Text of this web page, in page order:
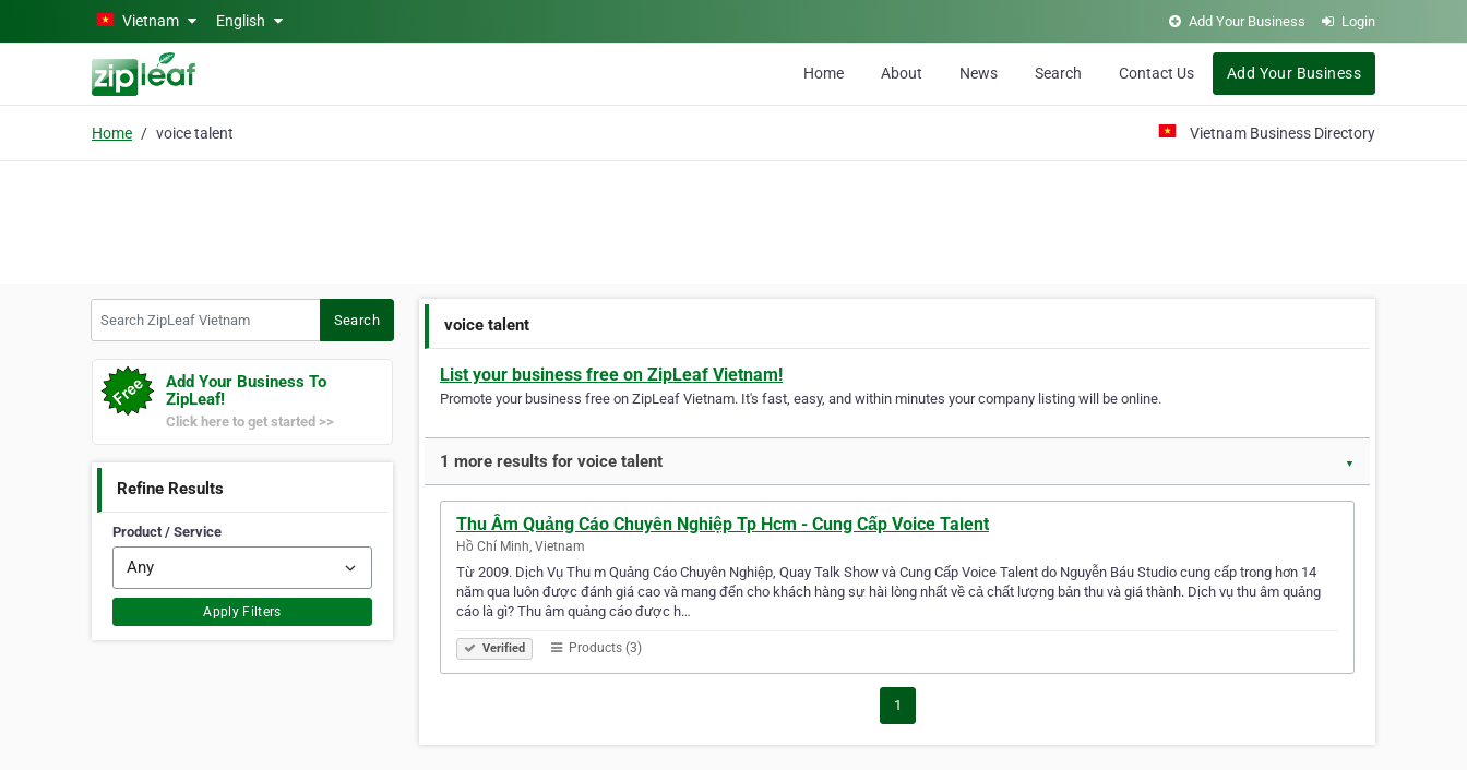
Skip to main contentVietnam English Add Your Business Login
Home About News Search Contact Us Add Your Business
Home voice talent Vietnam Business Directory
Search
Add Your Business To
ZipLeaf!
Click here to get started >>
Refine Results
Product / Service
Apply Filters
voice talent
List your business free on ZipLeaf Vietnam!
Promote your business free on ZipLeaf Vietnam. It's fast, easy, and within minutes your company listing will be online.
1 more results for voice talent ▼
Thu Âm Quảng Cáo Chuyên Nghiệp Tp Hcm - Cung Cấp Voice Talent
Hồ Chí Minh, Vietnam
Từ 2009. Dịch Vụ Thu m Quảng Cáo Chuyên Nghiệp, Quay Talk Show và Cung Cấp Voice Talent do Nguyễn Báu Studio cung cấp trong hơn 14
năm qua luôn được đánh giá cao và mang đến cho khách hàng sự hài lòng nhất về cả chất lượng bản thu và giá thành. Dịch vụ thu âm quảng
cáo là gì? Thu âm quảng cáo được h…
Verified Products (3)
1